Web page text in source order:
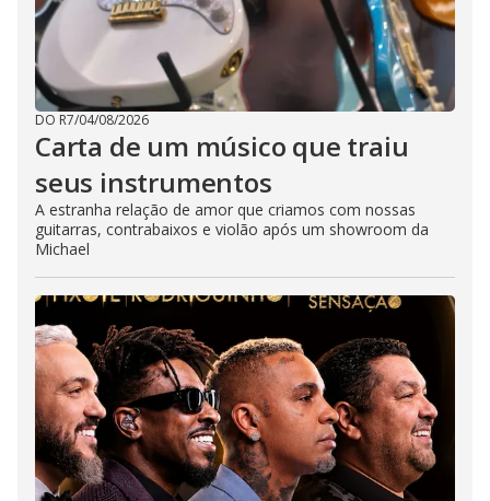
DO R7/04/08/2026
Carta de um músico que traiu
seus instrumentos
A estranha relação de amor que criamos com nossas
guitarras, contrabaixos e violão após um showroom da
Michael